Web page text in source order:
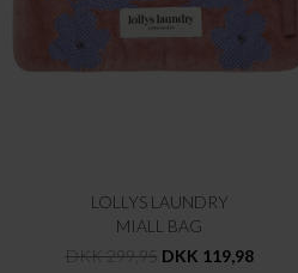
LOLLYS LAUNDRY
MIALL BAG
DKK 299,95 DKK 119,98